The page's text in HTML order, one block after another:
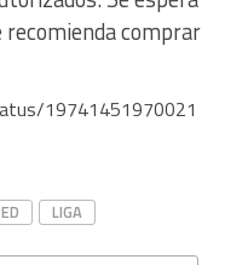
recomienda comprar
19741451970021
LIGA